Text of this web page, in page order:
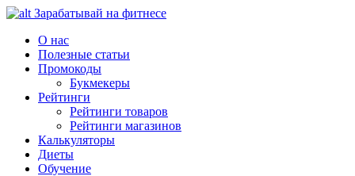
Зарабатывай на фитнесе
О нас
Полезные статьи
Промокоды
Букмекеры
Рейтинги
Рейтинги товаров
Рейтинги магазинов
Калькуляторы
Диеты
Обучение